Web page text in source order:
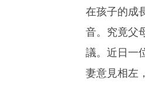
在孩子的成
音。究竟父
議。近日一
妻意見相左